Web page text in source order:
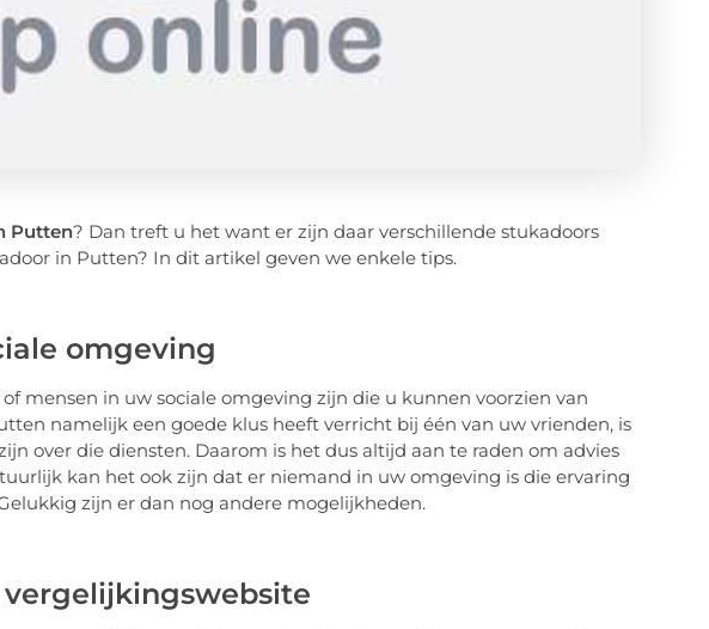
Putten? Dan treft u het want er zijn daar verschillende stukadoors
in Putten? In dit artikel geven we enkele tips.
omgeving
mensen in uw sociale omgeving zijn die u kunnen voorzien van
namelijk een goede klus heeft verricht bij één van uw vrienden, is
over die diensten. Daarom is het dus altijd aan te raden om advies
kan het ook zijn dat er niemand in uw omgeving is die ervaring
zijn er dan nog andere mogelijkheden.